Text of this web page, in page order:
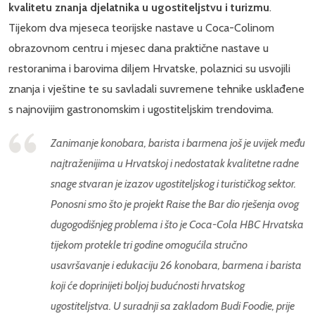
kvalitetu znanja djelatnika u ugostiteljstvu i turizmu.
Tijekom dva mjeseca teorijske nastave u Coca-Colinom
obrazovnom centru i mjesec dana praktične nastave u
restoranima i barovima diljem Hrvatske, polaznici su usvojili
znanja i vještine te su savladali suvremene tehnike usklađene
s najnovijim gastronomskim i ugostiteljskim trendovima.
Zanimanje konobara, barista i barmena još je uvijek među
najtraženijima u Hrvatskoj i nedostatak kvalitetne radne
snage stvaran je izazov ugostiteljskog i turističkog sektor.
Ponosni smo što je projekt Raise the Bar dio rješenja ovog
dugogodišnjeg problema i što je Coca-Cola HBC Hrvatska
tijekom protekle tri godine omogućila stručno
usavršavanje i edukaciju 26 konobara, barmena i barista
koji će doprinijeti boljoj budućnosti hrvatskog
ugostiteljstva. U suradnji sa zakladom Budi Foodie, prije